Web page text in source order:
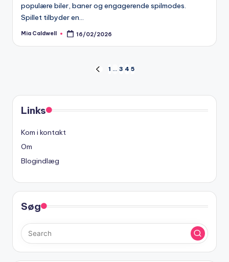
populære biler, baner og engagerende spilmodes.
Spillet tilbyder en…
Posted
Mia Caldwell 16/02/2026
pagination
PREVIOUS
1 … 3 4 5
Links
Kom i kontakt
Om
Blogindlæg
Søg